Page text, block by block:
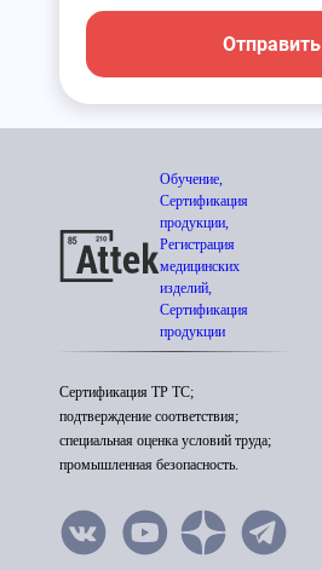
Отправить
Обучение,
Сертификация
продукции,
Регистрация
медицинских
изделий,
Сертификация
продукции
Сертификация ТР ТС;
подтверждение соответствия;
специальная оценка условий труда;
промышленная безопасность.